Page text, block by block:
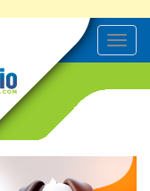
T
o
v
g